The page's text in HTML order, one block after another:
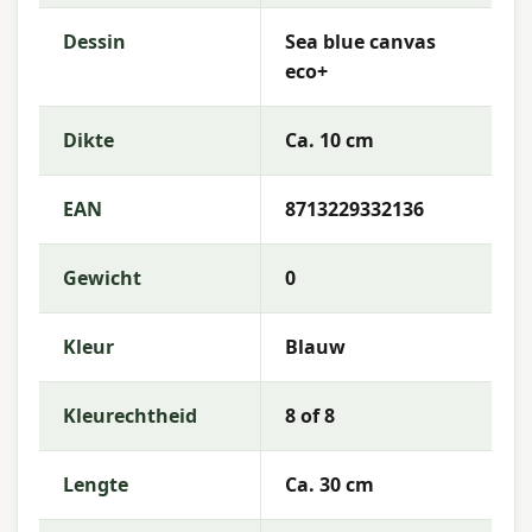
Vulling:Polyester Fiberfill
Kleurechtheid:8 of 8
Waterafstotend:
Waterafstotend
Garantie:
afneembaar) of reinig de stof met een vochtige
doek en mild zeepwater. Laat het kussen volledig
drogen voordat je het opbergt. Berg kussens op
langere tijd niet worden gebruikt — zo blijven de
kleuren en materialen langer mooi.
Meer informatie of advies nodig?
Dessin
Sea blue canvas
eco+
Dikte Ca. 10 cm
EAN 8713229332136
Gewicht 0
Kleur Blauw
Kleurechtheid 8 of 8
Lengte Ca. 30 cm